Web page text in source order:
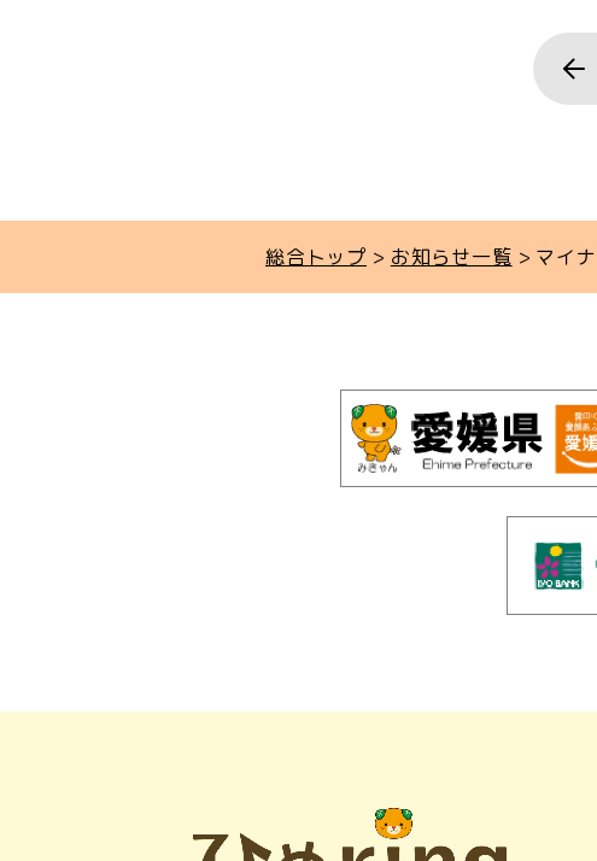
総合トップ お知らせ一覧 マイ